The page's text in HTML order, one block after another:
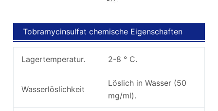
Tobramycinsulfat chemische Eigenschaften
Lagertemperatur. 2-8 ° C.
Wasserlöslichkeit
Löslich in Wasser (50
mg/ml).